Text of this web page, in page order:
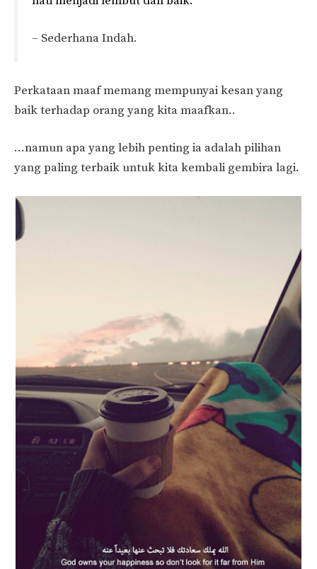
– Sederhana Indah.
Perkataan maaf memang mempunyai kesan yang
baik terhadap orang yang kita maafkan..
…namun apa yang lebih penting ia adalah pilihan
yang paling terbaik untuk kita kembali gembira lagi.